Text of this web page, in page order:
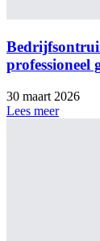
professioneel
30 maart 2026
Lees meer